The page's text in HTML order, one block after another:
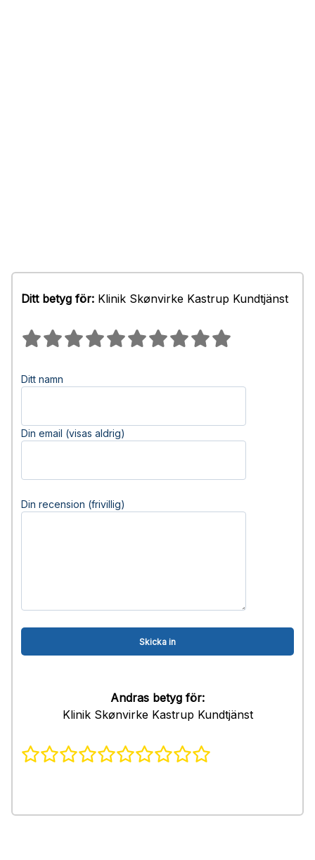
Ditt betyg för: Klinik Skønvirke Kastrup Kundtjänst
Ditt namn
Din email (visas aldrig)
Din recension (frivillig)
Andras betyg för:
Klinik Skønvirke Kastrup Kundtjänst